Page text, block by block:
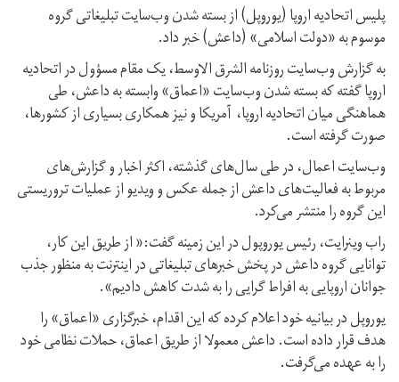
پلیس اتحادیه اروپا (یوروپل) از بسته شدن وب‌سایت تبلیغاتی گروه
موسوم به «دولت اسلامی» (داعش) خبر داد.
به گزارش وب‌سایت روزنامه الشرق الاوسط، یک مقام مسؤول در اتحادیه
اروپا گفته که بسته شدن وب‌سایت «اعماق» وابسته به داعش، طی
هماهنگی میان اتحادیه اروپا، آمریکا و نیز همکاری بسیاری از کشورها،
صورت گرفته است.
وب‌سایت اعمال، در طی سال‌های گذشته، اکثر اخبار و گزارش‌های
مربوط به فعالیت‌های داعش از جمله عکس و ویدیو از عملیات تروریستی
این گروه را منتشر می‌کرد.
راب وینرایت، رئيس یوروپول در این زمینه گفت:« از طریق این کار،
توانایی گروه داعش در پخش خبرهای تبلیغاتی در اینترنت به منظور جذب
جوانان اروپایی به افراط گرایی را به شدت کاهش دادیم».
یوروپل در بیانیه‌ خود اعلام کرده که این اقدام، خبرگزاری «اعماق» را
هدف قرار داده است. داعش معمولا از طریق اعماق، حملات نظامی خود
را به عهده می‌گرفت.